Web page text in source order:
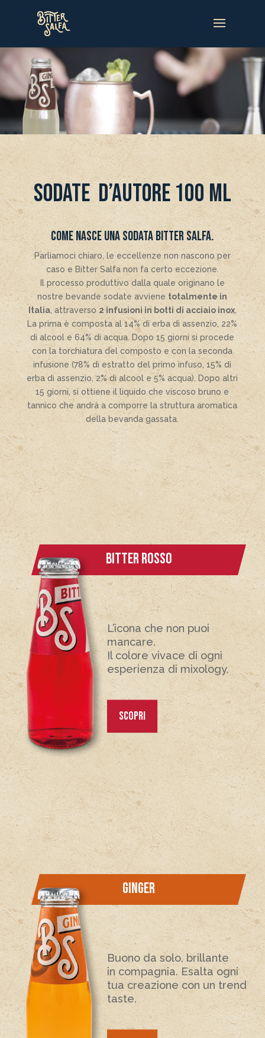
SODATE D’AUTORE 100 ML
Come nasce una sodata Bitter Salfa.
Parliamoci chiaro, le eccellenze non nascono per
caso e Bitter Salfa non fa certo eccezione.
Il processo produttivo dalla quale originano le
nostre bevande sodate avvienetotalmente in
Italia, attraverso2 infusioni in botti di acciaio inox.
La prima è composta al 14% di erba di assenzio, 22%
di alcool e 64% di acqua. Dopo 15 giorni si procede
con la torchiatura del composto e con la seconda
infusione (78% di estratto del primo infuso, 15% di
erba di assenzio, 2% di alcool e 5% acqua). Dopo altri
15 giorni, si ottiene il liquido che viscoso bruno e
tannico che andrà a comporre la struttura aromatica
della bevanda gassata.
BITTER ROSSO
L’icona che non puoi
mancare.
Il colore vivace di ogni
esperienza di mixology.
SCOPRI
GINGER
Buono da solo, brillante
in compagnia. Esalta ogni
tua creazione con un trend
taste.